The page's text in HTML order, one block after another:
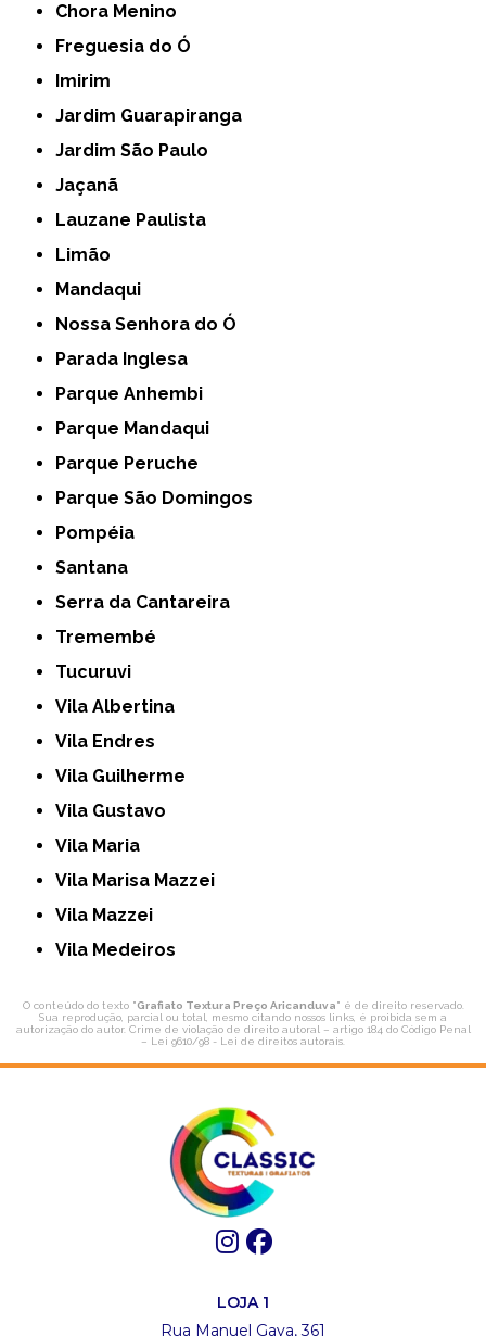
Chora Menino
Freguesia do Ó
Imirim
Jardim Guarapiranga
Jardim São Paulo
Jaçanã
Lauzane Paulista
Limão
Mandaqui
Nossa Senhora do Ó
Parada Inglesa
Parque Anhembi
Parque Mandaqui
Parque Peruche
Parque São Domingos
Pompéia
Santana
Serra da Cantareira
Tremembé
Tucuruvi
Vila Albertina
Vila Endres
Vila Guilherme
Vila Gustavo
Vila Maria
Vila Marisa Mazzei
Vila Mazzei
Vila Medeiros
O conteúdo do texto "Grafiato Textura Preço Aricanduva" é de direito reservado.
Sua reprodução, parcial ou total, mesmo citando nossos links, é proibida sem a
autorização do autor. Crime de violação de direito autoral – artigo 184 do Código Penal
– Lei 9610/98 - Lei de direitos autorais
LOJA 1
Rua Manuel Gaya, 361